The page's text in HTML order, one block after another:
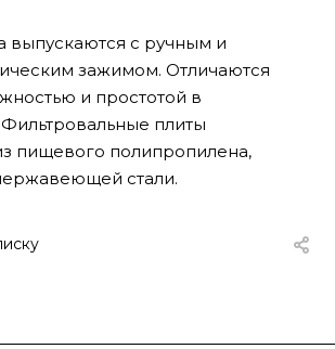
выпускаются с ручным и
зажимом. Отличаются
и простотой в
Фильтровальные плиты
пищевого полипропилена,
стали.